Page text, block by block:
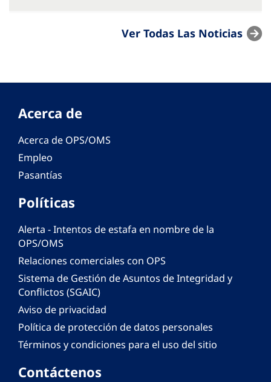
Ver Todas Las Noticias
Acerca de
Acerca de OPS/OMS
Empleo
Pasantías
Políticas
Alerta - Intentos de estafa en nombre de la
OPS/OMS
Relaciones comerciales con OPS
Sistema de Gestión de Asuntos de Integridad y
Conflictos (SGAIC)
Aviso de privacidad
Política de protección de datos personales
Términos y condiciones para el uso del sitio
Contáctenos